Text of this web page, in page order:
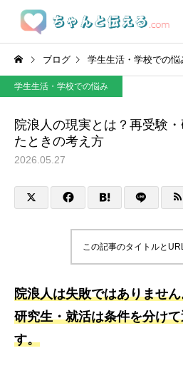
ブログ 学生生活・学校での悩
学生生活・学校での悩み
院浪人の現実とは？再受験
たときの考え方
2026.05.27
この記事のタイトルと
院浪人は失敗ではありませ
研究生・就活は条件を分け
す。